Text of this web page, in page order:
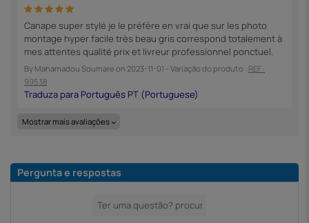
Canape super stylé je le préfère en vrai que sur les photo
montage hyper facile très beau gris correspond totalement à
mes attentes qualité prix et livreur professionnel ponctuel.
By Mahamadou Soumare on 2023-11-01 - Variação do produto : REF :
99538
Mostrar mais avaliações
Pergunta e respostas